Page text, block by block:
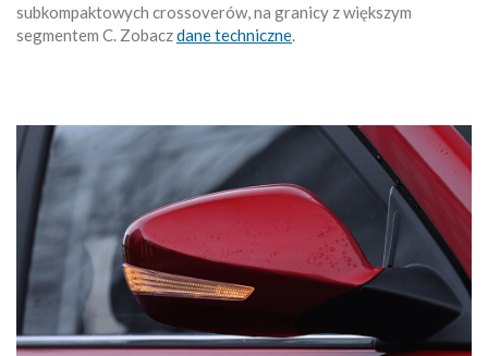
subkompaktowych crossoverów, na granicy z większym
segmentem C. Zobaczdane techniczne.